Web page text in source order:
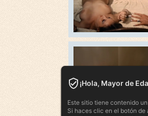
¡Hola, Mayor de
Este sitio tiene contenido
Si haces clic en el botón de